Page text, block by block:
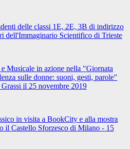
delle classi 1E, 2E, 3B di indirizzo
dell'Immaginario Scientifico di Trieste
Musicale in azione nella "Giornata
sulle donne: suoni, gesti, parole"
il 25 novembre 2019
in visita a BookCity e alla mostra
il Castello Sforzesco di Milano - 15